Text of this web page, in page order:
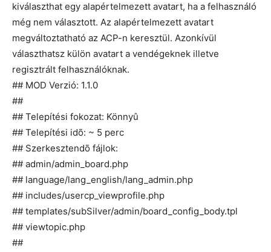
kiválaszthat egy alapértelmezett avatart, ha a felhasználó
még nem választott. Az alapértelmezett avatart
megváltoztatható az ACP-n keresztül. Azonkívül
választhatsz külön avatart a vendégeknek illetve
regisztrált felhasználóknak.
## MOD Verzió: 1.1.0
##
## Telepítési fokozat: Könnyû
## Telepítési idõ: ~ 5 perc
## Szerkesztendõ fájlok:
## admin/admin_board.php
## language/lang_english/lang_admin.php
## includes/usercp_viewprofile.php
## templates/subSilver/admin/board_config_body.tpl
## viewtopic.php
##